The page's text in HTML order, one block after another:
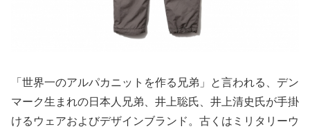
「世界一のアルパカニットを作る兄弟」と言われる、デン
マーク生まれの日本人兄弟、井上聡氏、井上清史氏が手掛
けるウェアおよびデザインブランド。古くはミリタリーウ